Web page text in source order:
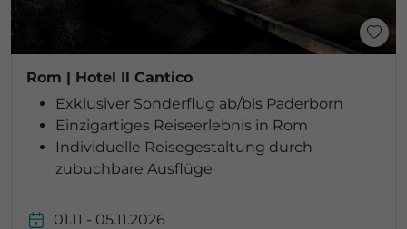
Rom | Hotel Il Cantico
Exklusiver Sonderflug ab/bis Paderborn
Einzigartiges Reiseerlebnis in Rom
Individuelle Reisegestaltung durch
zubuchbare Ausflüge
01.11 - 05.11.2026